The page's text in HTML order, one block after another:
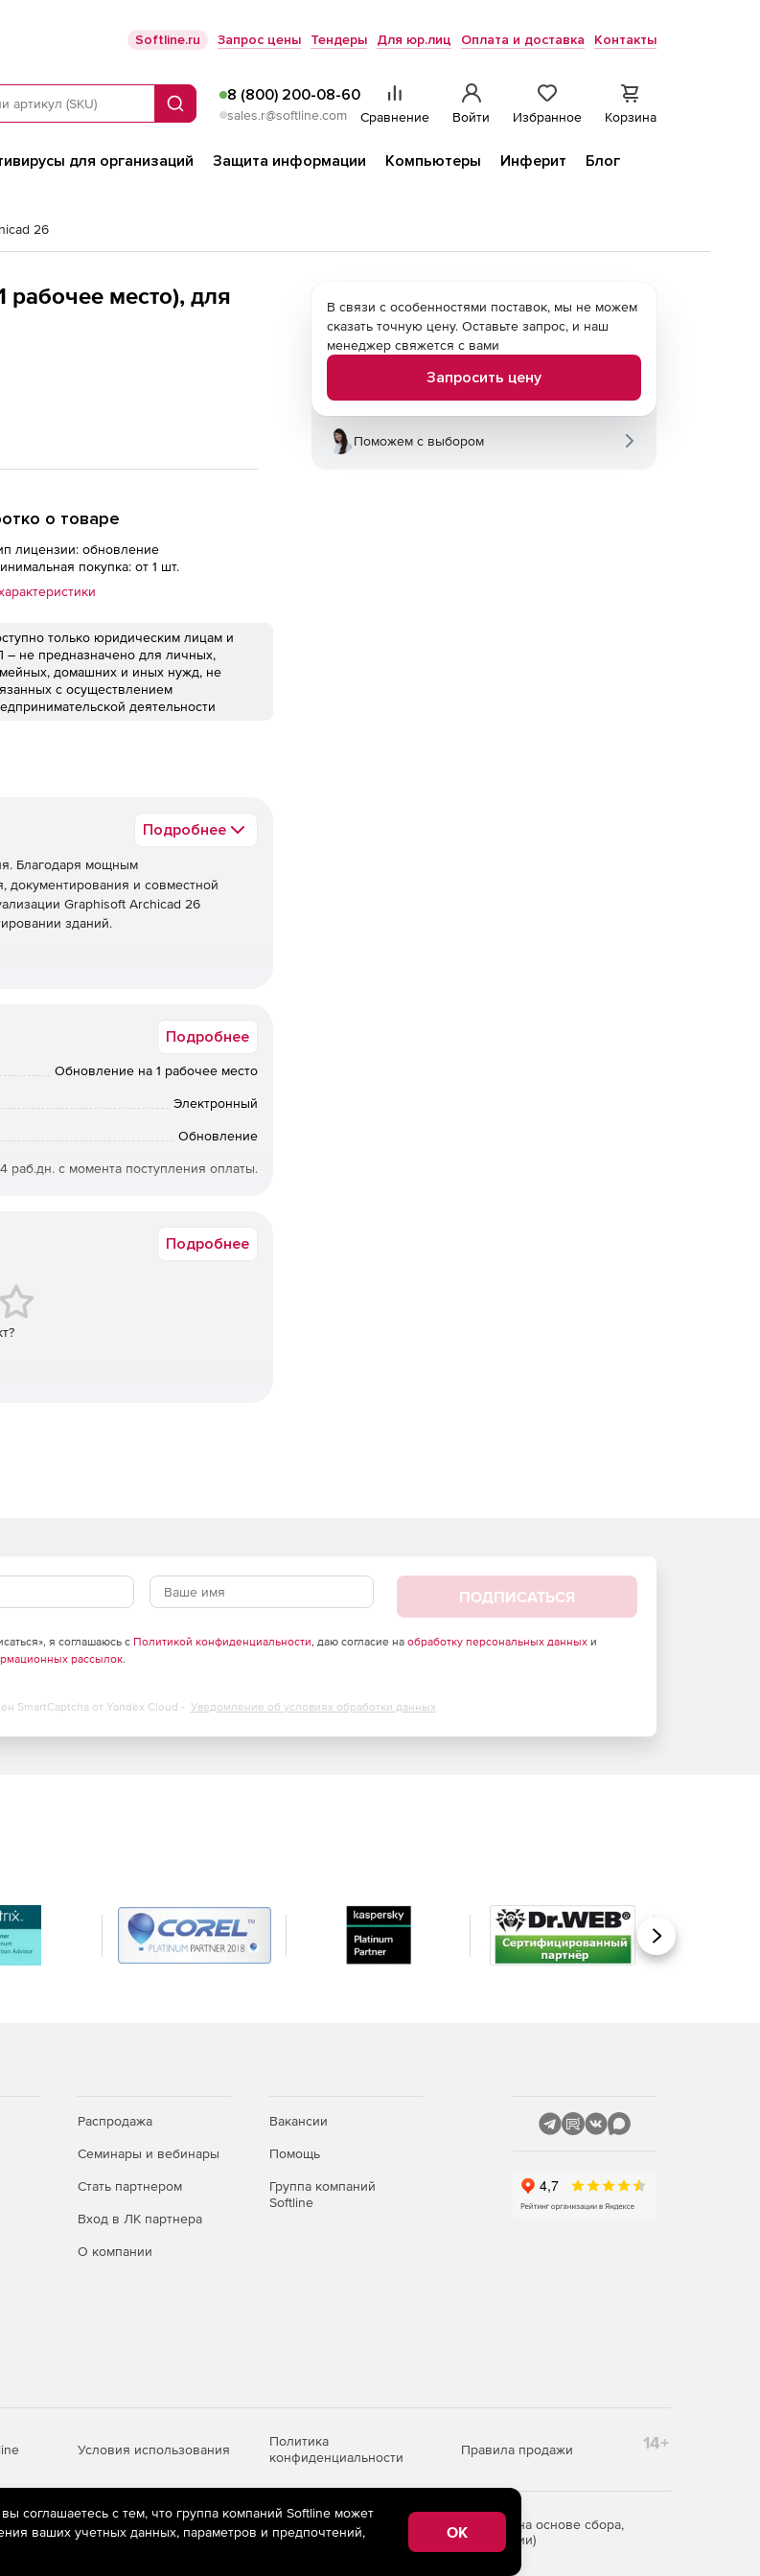
Softline.ru Запрос цены Тендеры Для юр.лиц Оплата и доставка Контакты
Поиск
8 (800) 200-08-60
sales.r@softline.com Сравнение Войти Избранное Корзина
для организаций Защита информации Компьютеры Инферит
Блог
26
рабочее место), для
о товаре
лицензии: обновление
покупка: от 1 шт.
только юридическим лицам и
– не предназначено для личных,
домашних и иных нужд, не
с осуществлением
деятельности
Подробнее
Благодаря мощным
документирования и совместной
Graphisoft Archicad 26
зданий.
и реализовывать высококачественные
в рамках одного и того же
таким функциям, как новые
визуализация, в которой клиент
и улучшения устойчивости для
Подробнее
Обновление на 1 рабочее место
Электронный
Обновление
раб.дн. с момента поступления оплаты.
Подробнее
В связи с особенностями поставок, мы не можем
сказать точную цену. Оставьте запрос, и наш
менеджер свяжется с вами
Запросить цену
Поможем с выбором
ПОДПИСАТЬСЯ
я соглашаюсь с Политикой конфиденциальности, даю согласие на обработку персональных данныхи
рассылок.
SmartCaptcha от Yandex Cloud - Уведомление об условиях обработки данных
Вперед
Распродажа
Семинары и вебинары
Стать партнером
Вход в ЛК партнера
О компании
Вакансии
Помощь
Группа компаний
Softline
Условия использования
Политика
конфиденциальности
Правила продажи 14+
технологии
(информационные технологии предоставления информации на основе сбора,
сети «Интернет», находящихся на территории Российской Федерации)
соглашаетесь с тем, что группа компаний Softline может
ваших учетных данных, параметров и предпочтений,
OK